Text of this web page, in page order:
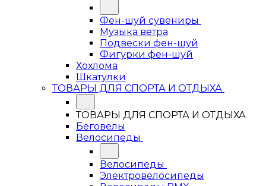
Фен-шуй сувениры
Музыка ветра
Подвески фен-шуй
Фигурки фен-шуй
Хохлома
Шкатулки
ТОВАРЫ ДЛЯ СПОРТА И ОТДЫХА
ТОВАРЫ ДЛЯ СПОРТА И ОТДЫХА
Беговелы
Велосипеды
Велосипеды
Электровелосипеды